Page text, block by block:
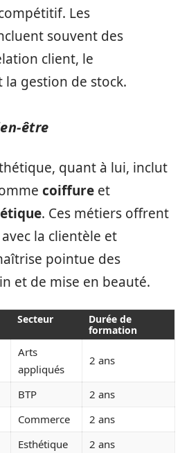
Les
souvent des
client, le
gestion de stock.
être
quant à lui, inclut
coiffure et
. Ces métiers offrent
la clientèle et
pointue des
et de mise en beauté.
Secteur
Durée de
formation
Arts
appliqués
2 ans
BTP
2 ans
Commerce
2 ans
Esthétique 2 ans